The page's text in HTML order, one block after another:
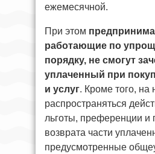
ежемесячной.
При этом
работающие по
порядку, не смогут
уплаченный при
и услуг. Кроме того, на
распространяться
льготы, преференции и
возврата части
предусмотренные